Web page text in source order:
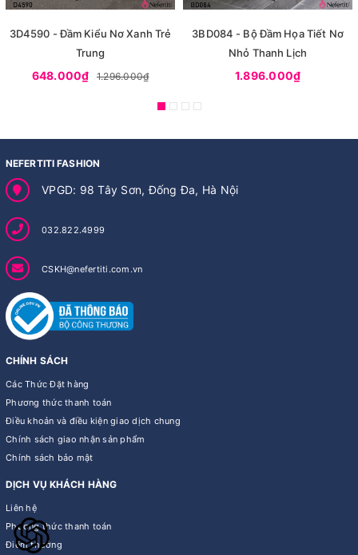
3D4590 - Đầm Kiểu Nơ Xanh Trẻ
Trung
648.000₫ 1.296.000₫
3BD084 - Bộ Đầm Họa Tiết Nơ
Nhỏ Thanh Lịch
1.896.000₫
NEFERTITI FASHION
VPGD: 98 Tây Sơn, Đống Đa, Hà Nội
032.822.4999
CSKH@nefertiti.com.vn
CHÍNH SÁCH
Các Thức Đặt hàng
Phương thức thanh toán
Điều khoản và điều kiện giao dịch chung
Chính sách giao nhận sản phẩm
Chính sách bảo mật
DỊCH VỤ KHÁCH HÀNG
Liên hệ
Phương thức thanh toán
Điểm thưởng